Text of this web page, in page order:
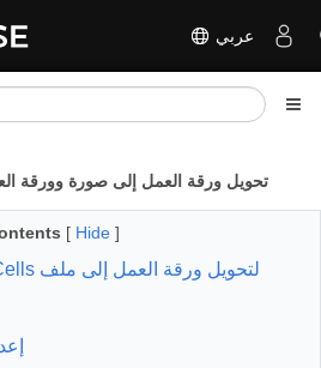
عربي
تحويل ورقة العمل إلى صورة وورقة
[ Hide ]